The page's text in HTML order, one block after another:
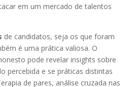
em um mercado de talentos
de candidatos, seja os que foram
é uma prática valiosa. O
pode revelar insights sobre
percebida e se práticas distintas
de pares, análise cruzada nas